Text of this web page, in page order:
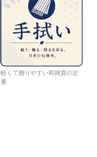
軽くて贈りやすい和雑貨の定
番